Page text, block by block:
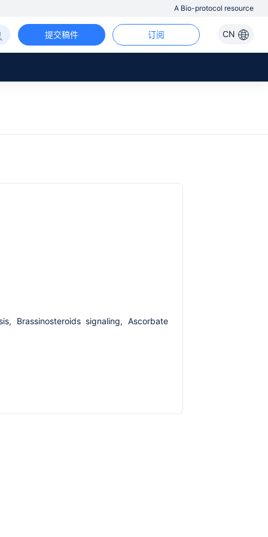
A Bio-protocol resource
CN
订阅
提交稿件
Brassinosteroids signaling, Ascorbate